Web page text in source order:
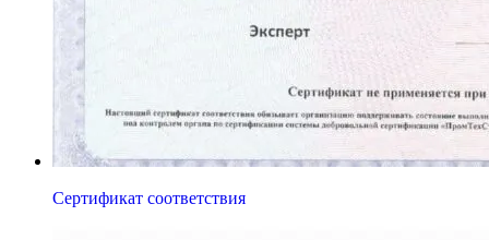
Сертификат соответствия